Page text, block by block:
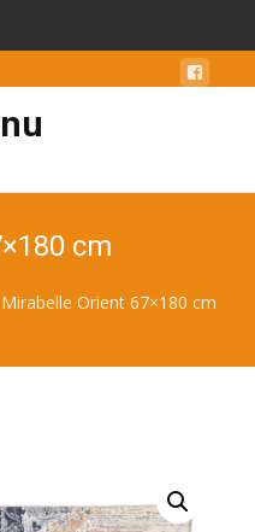
cm
Mirabelle Orient 67×180 cm